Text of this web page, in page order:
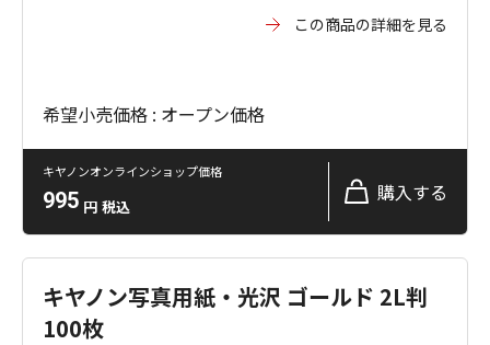
この商品の詳細を見る
希望小売価格 : オープン価格
キヤノンオンラインショップ価格
995 円 税込
購入する
キヤノン写真用紙・光沢 ゴールド 2L判
100枚